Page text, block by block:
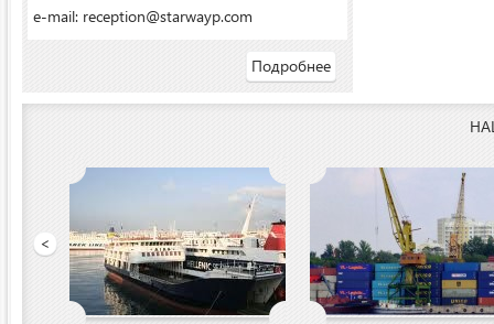
e-mail: reception@starwayp.com
Подробнее
<
ООО «Якутский речной